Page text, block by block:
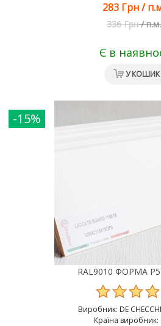
283 Грн/
336 Грн /п.м.
Є в
У КОШИК
RAL9010 ФОРМА
Виробник: DE
Країна виробник:
-15%